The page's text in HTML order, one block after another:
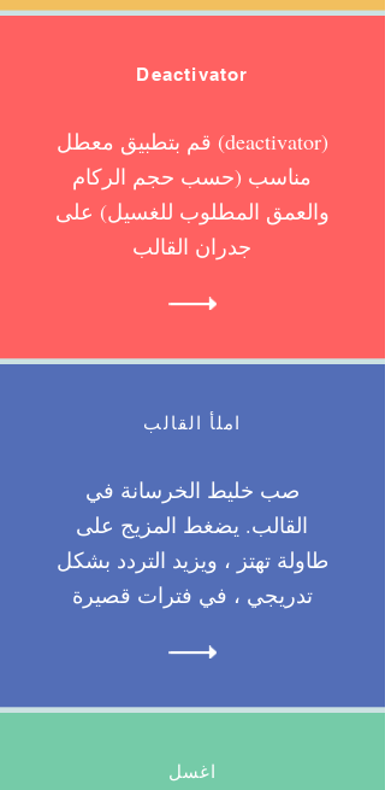
Deactivator
قم بتطبيق معطل (deactivator)
مناسب (حسب حجم الركام
والعمق المطلوب للغسيل) على
جدران القالب
املأ القالب
صب خليط الخرسانة في
القالب. يضغط المزيج على
طاولة تهتز ، ويزيد التردد بشكل
تدريجي ، في فترات قصيرة
اغسل